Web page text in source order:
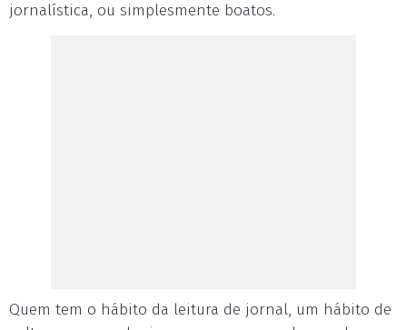
jornalística, ou simplesmente boatos.
Quem tem o hábito da leitura de jornal, um hábito de